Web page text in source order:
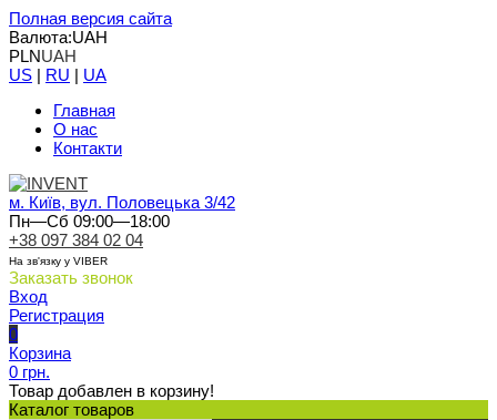
Полная версия сайта
Валюта:UAH
PLNUAH
US | RU | UA
Главная
О нас
Контакти
м. Київ, вул. Половецька 3/42
Пн—Сб 09:00—18:00
+38 097 384 02 04
На зв'язку у VIBER
Заказать звонок
Вход
Регистрация
0
Корзина
0 грн.
Товар добавлен в корзину!
Каталог товаров